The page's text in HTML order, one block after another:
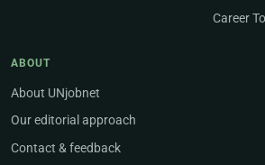
Career
ABOUT
About UNjobnet
Our editorial approach
Contact & feedback